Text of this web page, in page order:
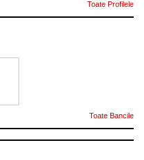
Toate Profilele
Toate Bancile